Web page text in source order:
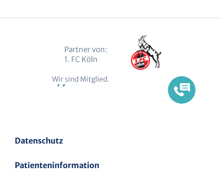
Datenschutz
Patienteninformation
Partner von:
1. FC Köln
Wir sind Mitglied.